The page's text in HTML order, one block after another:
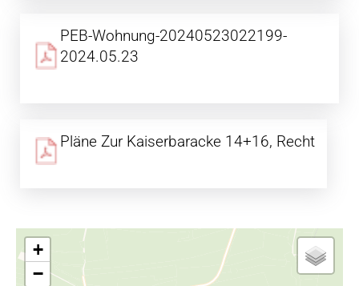
PEB-Wohnung-20240523022199-
2024.05.23
Pläne Zur Kaiserbaracke 14+16, Recht
+
−